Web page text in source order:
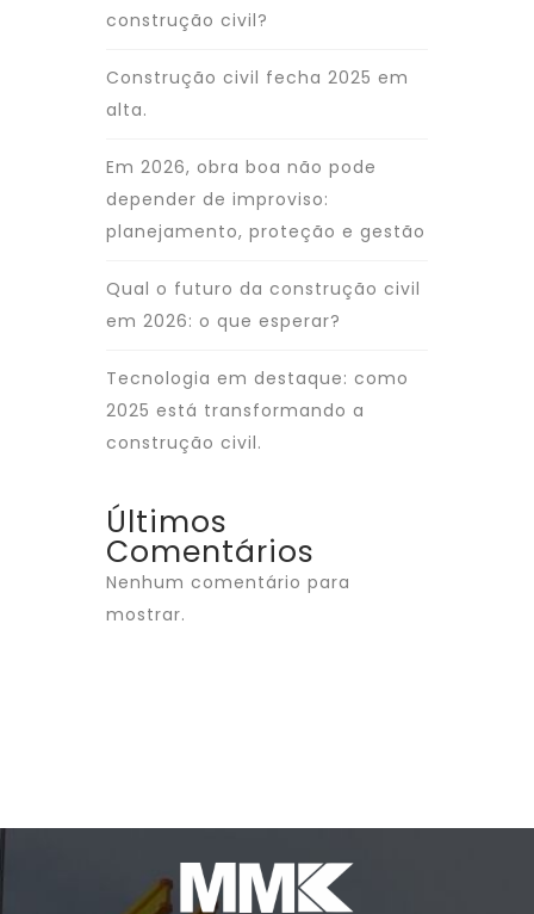
construção civil?
Construção civil fecha 2025 em
alta.
Em 2026, obra boa não pode
depender de improviso:
planejamento, proteção e gestão
Qual o futuro da construção civil
em 2026: o que esperar?
Tecnologia em destaque: como
2025 está transformando a
construção civil.
Últimos
Comentários
Nenhum comentário para
mostrar.